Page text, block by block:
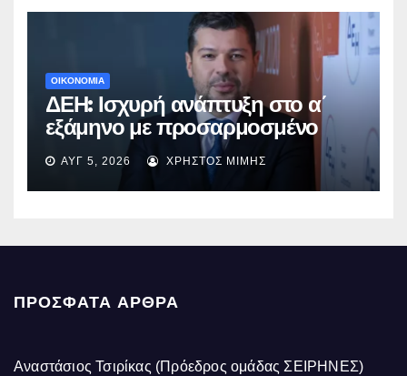
ΟΙΚΟΝΟΜΙΑ
ΔΕΗ: Ισχυρή ανάπτυξη στο α΄
εξάμηνο με προσαρμοσμένο
EBITDA στα €1,2 δισ.
ΑΥΓ 5, 2026 ΧΡΉΣΤΟΣ ΜΊΜΗΣ
ΠΡΌΣΦΑΤΑ ΆΡΘΡΑ
Αναστάσιος Τσιρίκας (Πρόεδρος ομάδας ΣΕΙΡΗΝΕΣ)